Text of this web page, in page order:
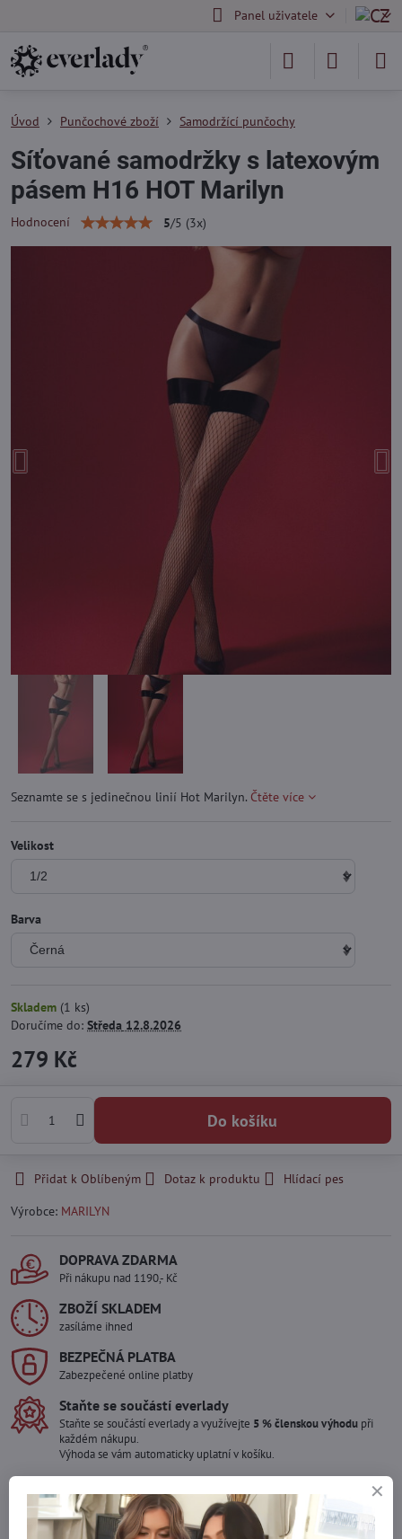
Panel uživatele
Úvod Punčochové zboží Samodržící punčochy
Síťované samodržky s latexovým
pásem H16 HOT Marilyn
Hodnocení 5/5 (3x)
Seznamte se s jedinečnou linií Hot Marilyn. Čtěte více
Velikost
Barva
Skladem (1 ks)
Doručíme do: Středa 12.8.2026
279 Kč
Do košíku
Přidat k Oblíbeným Dotaz k produktu
Hlídací pes
Výrobce: MARILYN
DOPRAVA ZDARMA
Při nákupu nad 1190,- Kč
ZBOŽÍ SKLADEM
zasíláme ihned
BEZPEČNÁ PLATBA
Zabezpečené online platby
Staňte se součástí everlady
Staňte se součástí everlady a využívejte 5 % členskou výhodu při
každém nákupu.
Výhoda se vám automaticky uplatní v košíku.
Máte zájem o více kusů ?
Kontaktujte nás na mail, zboží pro Vás doskladníme!